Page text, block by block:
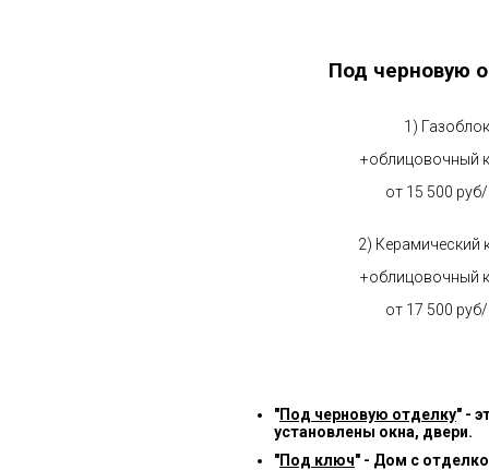
Под черновую
1) Газоблок
+облицовочный
от 15 500
2) Керамический
+облицовочный
от 17 500
"Под черновую отделку" -
установлены окна, двери.
"Под ключ" - Дом с